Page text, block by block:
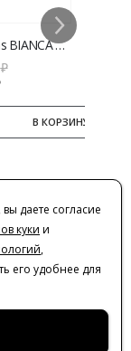
Сумка Coins BIANCA micro
₽
В КОРЗИНУ
даете согласие
куки и
,
его удобнее для